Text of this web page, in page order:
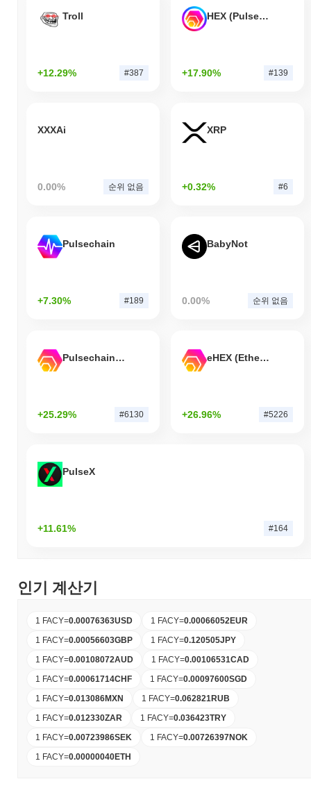
Troll
+12.29% #387
HEX (Pulsechain)
+17.90% #139
XXXAi
0.00% 순위 없음
XRP
+0.32% #6
Pulsechain
+7.30% #189
BabyNot
0.00% 순위 없음
Pulsechain Bridged HEX (Pulsechain)
+25.29% #6130
eHEX (Ethereum)
+26.96% #5226
PulseX
+11.61% #164
인기 계산기
1 FACY=0.00076363USD 1 FACY=0.00066052EUR
1 FACY=0.00056603GBP 1 FACY=0.120505JPY
1 FACY=0.00108072AUD 1 FACY=0.00106531CAD
1 FACY=0.00061714CHF 1 FACY=0.00097600SGD
1 FACY=0.013086MXN 1 FACY=0.062821RUB
1 FACY=0.012330ZAR 1 FACY=0.036423TRY
1 FACY=0.00723986SEK 1 FACY=0.00726397NOK
1 FACY=0.00000040ETH